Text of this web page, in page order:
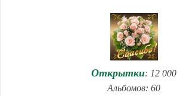
Открытки: 12 000
Альбомов: 60